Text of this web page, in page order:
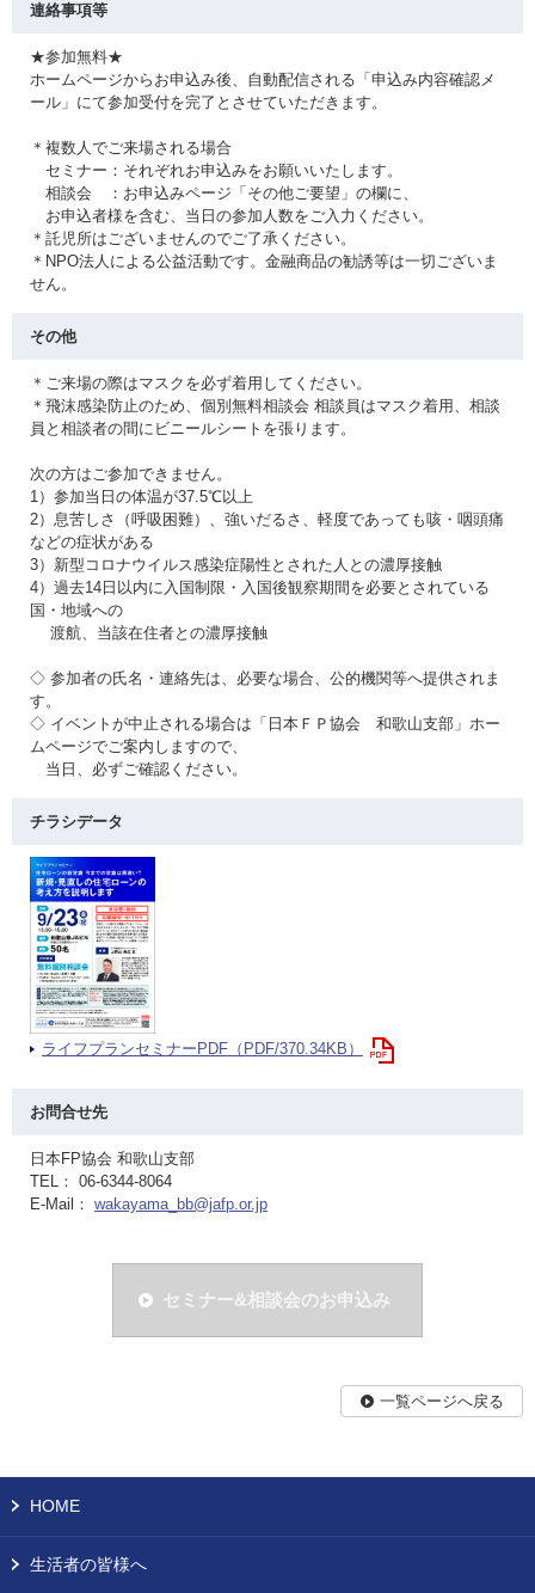
連絡事項等
★参加無料★
ホームページからお申込み後、自動配信される「申込み内容確認メ
ール」にて参加受付を完了とさせていただきます。
＊複数人でご来場される場合
セミナー：それぞれお申込みをお願いいたします。
相談会 ：お申込みページ「その他ご要望」の欄に、
お申込者様を含む、当日の参加人数をご入力ください。
＊託児所はございませんのでご了承ください。
＊NPO法人による公益活動です。金融商品の勧誘等は一切ございま
せん。
その他
＊ご来場の際はマスクを必ず着用してください。
＊飛沫感染防止のため、個別無料相談会 相談員はマスク着用、相談
員と相談者の間にビニールシートを張ります。
次の方はご参加できません。
1）参加当日の体温が37.5℃以上
2）息苦しさ（呼吸困難）、強いだるさ、軽度であっても咳・咽頭痛
などの症状がある
3）新型コロナウイルス感染症陽性とされた人との濃厚接触
4）過去14日以内に入国制限・入国後観察期間を必要とされている
国・地域への
渡航、当該在住者との濃厚接触
◇ 参加者の氏名・連絡先は、必要な場合、公的機関等へ提供されま
す。
◇ イベントが中止される場合は「日本ＦＰ協会 和歌山支部」ホー
ムページでご案内しますので、
当日、必ずご確認ください。
チラシデータ
ライフプランセミナーPDF（PDF/370.34KB）
お問合せ先
日本FP協会 和歌山支部
TEL： 06-6344-8064
E-Mail： wakayama_bb@jafp.or.jp
セミナー&相談会のお申込み
一覧ページへ戻る
HOME
生活者の皆様へ